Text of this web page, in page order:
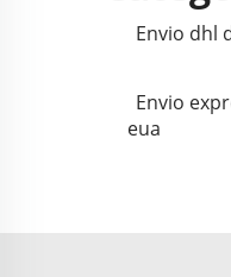
Envio dhl
Envio
eua